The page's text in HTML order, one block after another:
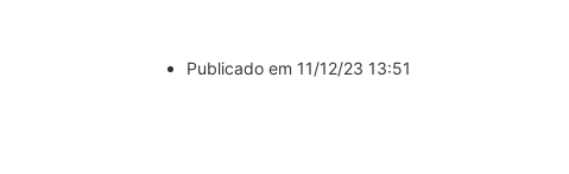
Publicado em 11/12/23 13:51